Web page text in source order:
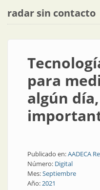
radar sin contacto
para
algún
Publicado en:AADECA
Número: Digital
Mes:Septiembre
Año:2021